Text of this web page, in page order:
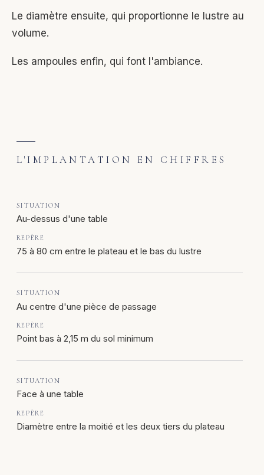
Le diamètre ensuite, qui proportionne le lustre au
volume.
Les ampoules enfin, qui font l'ambiance.
L'IMPLANTATION EN CHIFFRES
Au-dessus d'une table
75 à 80 cm entre le plateau et le bas du lustre
Au centre d'une pièce de passage
Point bas à 2,15 m du sol minimum
Face à une table
Diamètre entre la moitié et les deux tiers du plateau